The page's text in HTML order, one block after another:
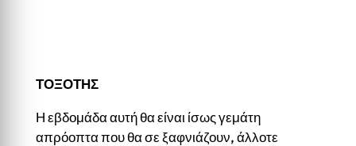
ΤΟΞΟΤΗΣ
Η εβδομάδα αυτή θα είναι ίσως γεμάτη
απρόοπτα που θα σε ξαφνιάζουν, άλλοτε